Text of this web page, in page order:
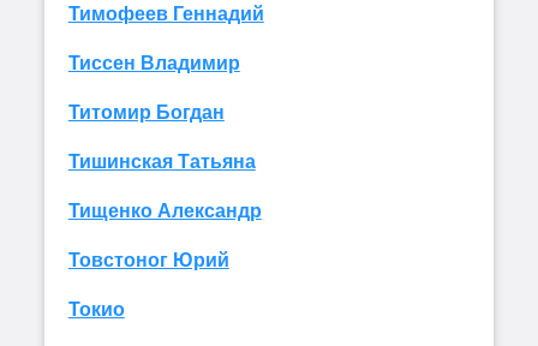
Тимофеев Геннадий
Тиссен Владимир
Титомир Богдан
Тишинская Татьяна
Тищенко Александр
Товстоног Юрий
Токио